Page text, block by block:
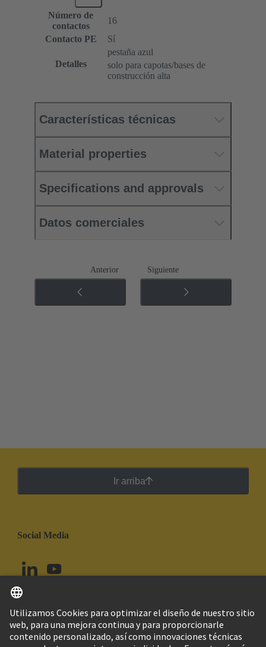
Número de
contactos
16
Contacto PE
Sí
Detalles
pestaña azul
solo para capotas/bases de
construcción alta
Características técnicas
Material properties
Specifications and approvals
Datos comerciales
Anterior Siguiente
Ir arriba
Social Media
Chile Español